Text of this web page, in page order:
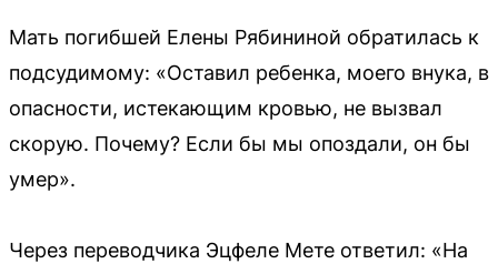
Мать погибшей Елены Рябининой обратилась к
подсудимому: «Оставил ребенка, моего внука, в
опасности, истекающим кровью, не вызвал
скорую. Почему? Если бы мы опоздали, он бы
умер».
Через переводчика Эцфеле Мете ответил: «На